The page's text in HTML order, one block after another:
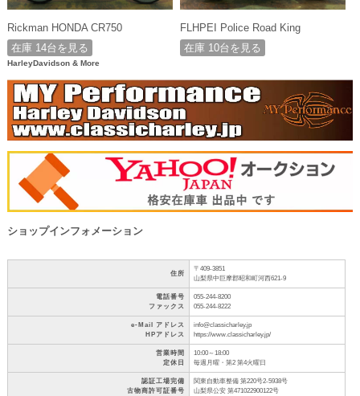
Rickman HONDA CR750
在庫 14台を見る
FLHPEI Police Road King
在庫 10台を見る
HarleyDavidson & More
ショップインフォメーション
住所
〒409-3851
山梨県中巨摩郡昭和町河西621-9
電話番号
ファックス
055-244-8200
055-244-8222
e-Mail アドレス
HPアドレス
info@classicharley.jp
https://www.classicharley.jp/
営業時間
定休日
10:00～18:00
毎週月曜・第2 第4火曜日
認証工場完備
古物商許可証番号
関東自動車整備 第220号2-5938号
山梨県公安 第471022900122号